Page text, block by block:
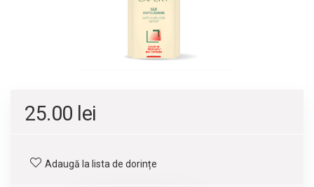
25.00 lei
Adaugă la lista de dorințe